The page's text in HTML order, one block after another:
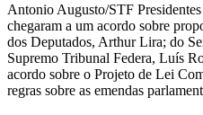
Antonio Augusto/STF
chegaram a um acordo sobre
dos Deputados, Arthur Lira; do
Supremo Tribunal Federa, Luís
acordo sobre o Projeto de Lei
regras sobre as emendas